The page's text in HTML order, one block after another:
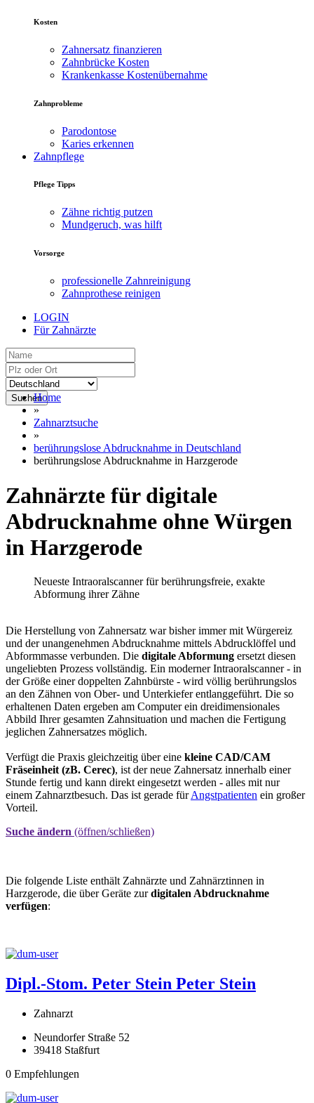
Kosten
Zahnersatz finanzieren
Zahnbrücke Kosten
Krankenkasse Kostenübernahme
Zahnprobleme
Parodontose
Karies erkennen
Zahnpflege
Pflege Tipps
Zähne richtig putzen
Mundgeruch, was hilft
Vorsorge
professionelle Zahnreinigung
Zahnprothese reinigen
LOGIN
Für Zahnärzte
SuchenHome
»
Zahnarztsuche
»
berührungslose Abdrucknahme in Deutschland
berührungslose Abdrucknahme in Harzgerode
Zahnärzte für digitale
Abdrucknahme ohne Würgen
in Harzgerode
Neueste Intraoralscanner für berührungsfreie, exakte
Abformung ihrer Zähne
Die Herstellung von Zahnersatz war bisher immer mit Würgereiz
und der unangenehmen Abdrucknahme mittels Abdrucklöffel und
Abformmasse verbunden. Die digitale Abformung ersetzt diesen
ungeliebten Prozess vollständig. Ein moderner Intraoralscanner - in
der Größe einer doppelten Zahnbürste - wird völlig berührungslos
an den Zähnen von Ober- und Unterkiefer entlanggeführt. Die so
erhaltenen Daten ergeben am Computer ein dreidimensionales
Abbild Ihrer gesamten Zahnsituation und machen die Fertigung
jeglichen Zahnersatzes möglich.
Verfügt die Praxis gleichzeitig über eine kleine CAD/CAM
Fräseinheit (zB. Cerec), ist der neue Zahnersatz innerhalb einer
Stunde fertig und kann direkt eingesetzt werden - alles mit nur
einem Zahnarztbesuch. Das ist gerade fürAngstpatienten ein großer
Vorteil.
Suche ändern (öffnen/schließen)
Die folgende Liste enthält Zahnärzte und Zahnärztinnen in
Harzgerode, die über Geräte zurdigitalen Abdrucknahme
verfügen:
Dipl.-Stom. Peter Stein Peter Stein
Zahnarzt
Neundorfer Straße 52
39418 Staßfurt
0 Empfehlungen